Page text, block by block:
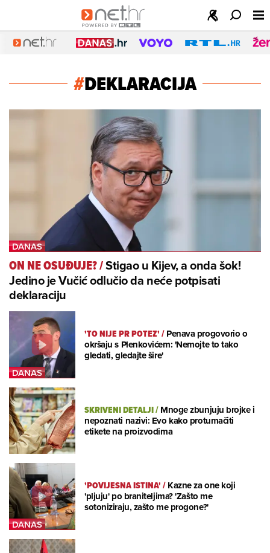
#DEKLARACIJA
ON NE OSUĐUJE?/Stigao u Kijev, a onda šok!
Jedino je Vučić odlučio da neće potpisati
deklaraciju
'TO NIJE PR POTEZ'/Penava progovorio o
okršaju s Plenkovićem: 'Nemojte to tako
gledati, gledajte šire'
SKRIVENI DETALJI/Mnoge zbunjuju brojke i
nepoznati nazivi: Evo kako protumačiti
etikete na proizvodima
'POVIJESNA ISTINA'/Kazne za one koji
'pljuju' po braniteljima? 'Zašto me
sotoniziraju, zašto me progone?'